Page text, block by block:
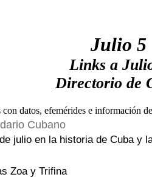
Julio 5
Links a
Directorio de
Cubano
julio en la historia de Cuba y
Zoa y Trifina